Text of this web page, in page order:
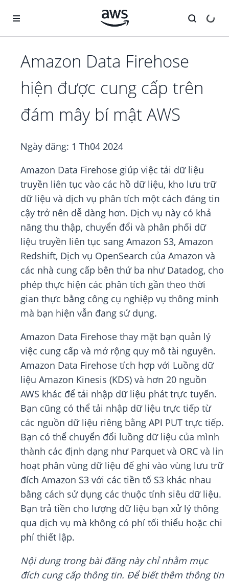
Amazon Data Firehose
hiện được cung cấp trên
đám mây bí mật AWS
Ngày đăng: 1 Th04 2024
Amazon Data Firehose giúp việc tải dữ liệu
truyền liên tục vào các hồ dữ liệu, kho lưu trữ
dữ liệu và dịch vụ phân tích một cách đáng tin
cậy trở nên dễ dàng hơn. Dịch vụ này có khả
năng thu thập, chuyển đổi và phân phối dữ
liệu truyền liên tục sang Amazon S3, Amazon
Redshift, Dịch vụ OpenSearch của Amazon và
các nhà cung cấp bên thứ ba như Datadog, cho
phép thực hiện các phân tích gần theo thời
gian thực bằng công cụ nghiệp vụ thông minh
mà bạn hiện vẫn đang sử dụng.
Amazon Data Firehose thay mặt bạn quản lý
việc cung cấp và mở rộng quy mô tài nguyên.
Amazon Data Firehose tích hợp với Luồng dữ
liệu Amazon Kinesis (KDS) và hơn 20 nguồn
AWS khác để tải nhập dữ liệu phát trực tuyến.
Bạn cũng có thể tải nhập dữ liệu trực tiếp từ
các nguồn dữ liệu riêng bằng API PUT trực tiếp.
Bạn có thể chuyển đổi luồng dữ liệu của mình
thành các định dạng như Parquet và ORC và lin
hoạt phân vùng dữ liệu để ghi vào vùng lưu trữ
đích Amazon S3 với các tiền tố S3 khác nhau
bằng cách sử dụng các thuộc tính siêu dữ liệu.
Bạn trả tiền cho lượng dữ liệu bạn xử lý thông
qua dịch vụ mà không có phí tối thiểu hoặc chi
phí thiết lập.
Nội dung trong bài đăng này chỉ nhằm mục
đích cung cấp thông tin. Để biết thêm thông tin